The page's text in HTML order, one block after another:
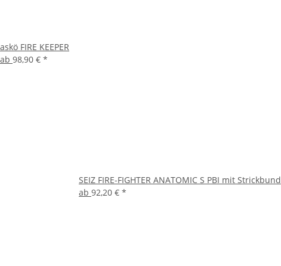
askö FIRE KEEPER
ab 98,90 € *
SEIZ FIRE-FIGHTER ANATOMIC S PBI mit Strickbund
ab 92,20 € *